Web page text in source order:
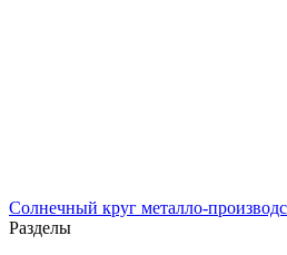
Солнечный круг металло-
Разделы